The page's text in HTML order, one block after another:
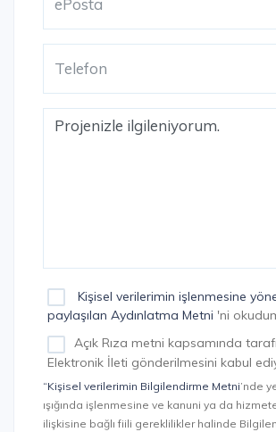
Kişisel verilerimin işlenmesine
paylaşılan Aydınlatma Metni 'ni
Açık Rıza metni kapsamında
Elektronik İleti gönderilmesini kabul
“Kişisel verilerimin Bilgilendirme Metni’nde
ışığında işlenmesine ve kanuni ya da
ilişkisine bağlı fiili gereklilikler halinde